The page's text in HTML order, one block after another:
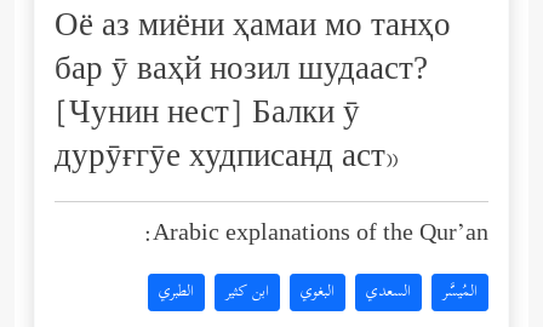
Оё аз миёни ҳамаи мо танҳо
бар ӯ ваҳй нозил шудааст?
[Чунин нест] Балки ӯ
дурӯғгӯе худписанд аст»
Arabic explanations of the Qur’an:
المُيسَّر السعدي البغوي ابن كثير الطبري